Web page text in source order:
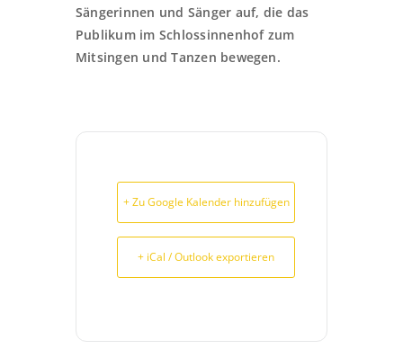
Sängerinnen und Sänger auf, die das
Publikum im Schlossinnenhof zum
Mitsingen und Tanzen bewegen.
+ Zu Google Kalender hinzufügen
+ iCal / Outlook exportieren